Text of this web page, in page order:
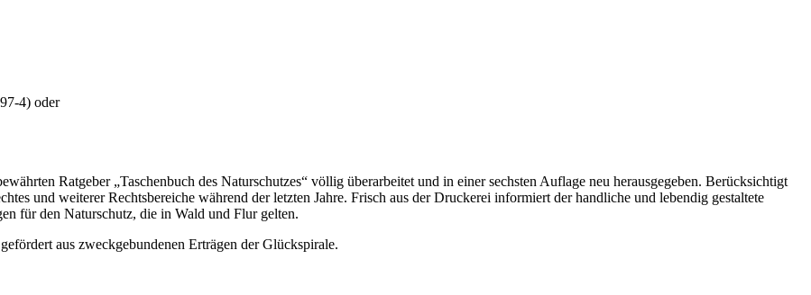
4) oder
Ratgeber „Taschenbuch des Naturschutzes“ völlig überarbeitet und in einer sechsten Auflage neu herausgegeben. Berücksichtigt
und weiterer Rechtsbereiche während der letzten Jahre. Frisch aus der Druckerei informiert der handliche und lebendig gestaltete
für den Naturschutz, die in Wald und Flur gelten.
aus zweckgebundenen Erträgen der Glückspirale.